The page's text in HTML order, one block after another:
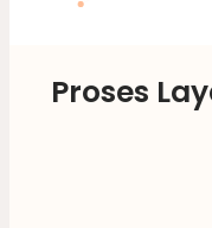
Proses